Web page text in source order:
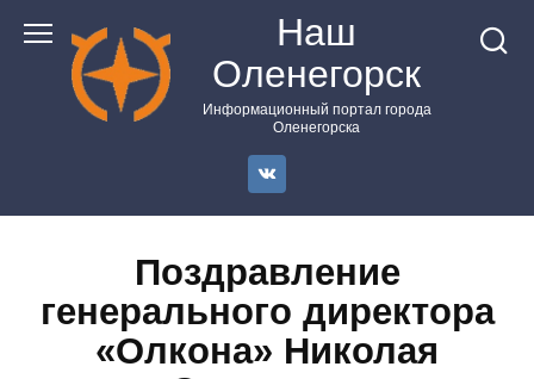
контенту
Наш
Оленегорск
Информационный портал города
Оленегорска
Поздравление
генерального директора
«Олкона» Николая